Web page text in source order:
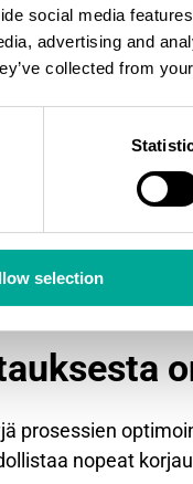
social media
advertising and
collected from
selection
valssaamo- ja
erikoistuneita
antureita ja
ja
olla palavia ja
ja
prosessien
nopeat